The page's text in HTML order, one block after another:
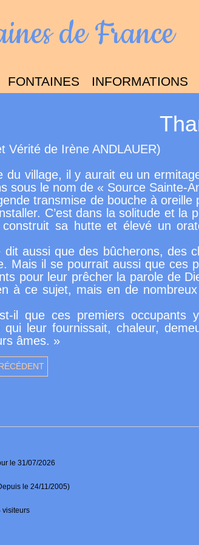
de France
FONTAINES INFORMATIONS
Vérité de Irène ANDLAUER)
du village, il y aurait eu un
sous le nom de « Source Sainte-
transmise de bouche à
C’est dans la solitude et
construit sa hutte et élevé un
dit aussi que des bûcherons, des
Mais il se pourrait aussi que ces
pour leur prêcher la parole de
à ce sujet, mais en de
il que ces premiers
qui leur fournissait, chaleur,
âmes. »
le 31/07/2026
le 24/11/2005)
visiteurs